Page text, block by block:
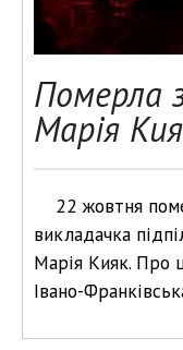
Померла
Марія
22 жовтня
викладачка
Марія Кияк. Про
Івано-